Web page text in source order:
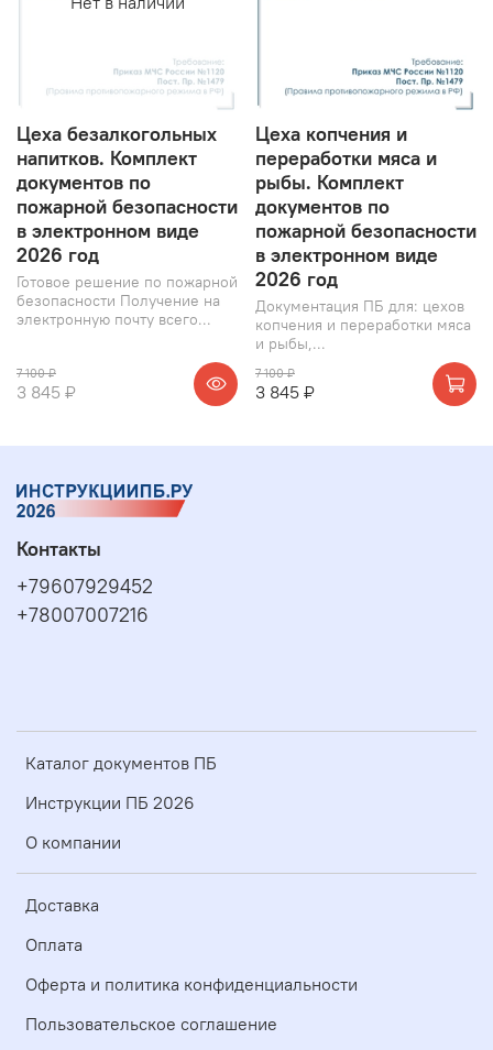
Цеха безалкогольных
напитков. Комплект
документов по
пожарной безопасности
в электронном виде
2026 год
Готовое решение по пожарной
безопасности Получение на
электронную почту всего...
7 100 ₽
3 845 ₽
Цеха копчения и
переработки мяса и
рыбы. Комплект
документов по
пожарной безопасности
в электронном виде
2026 год
Документация ПБ для: цехов
копчения и переработки мяса
и рыбы,...
7 100 ₽
3 845 ₽
Каталог документов ПБ
Инструкции ПБ 2026
О компании
Доставка
Оплата
Оферта и политика конфиденциальности
Пользовательское соглашение
Контакты
+79607929452
+78007007216